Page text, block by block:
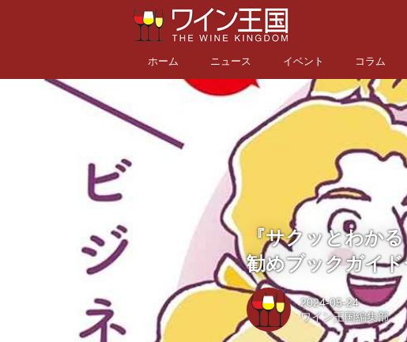
ホーム ニュース イベント コラム
『サクッとわか
勧めブックガイ
2024-05-24
ワイン王国編集部